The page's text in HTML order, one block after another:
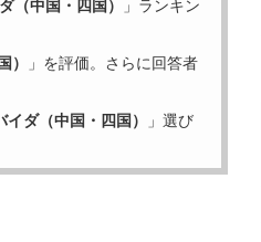
（中国・四国）
」ランキン
）
」を評価。さらに回答者
イダ（中国・四国）
」選び